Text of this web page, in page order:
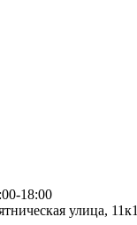
18:00
улица, 11к1